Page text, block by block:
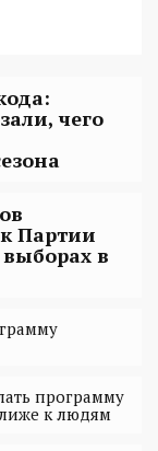
чего
Партии
в
программу
к людям